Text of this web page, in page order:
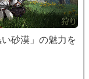
砂漠」の魅力を